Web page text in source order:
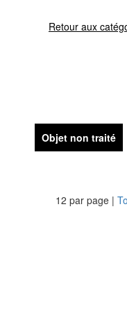
Retour aux
Objet non traité
12 par page |